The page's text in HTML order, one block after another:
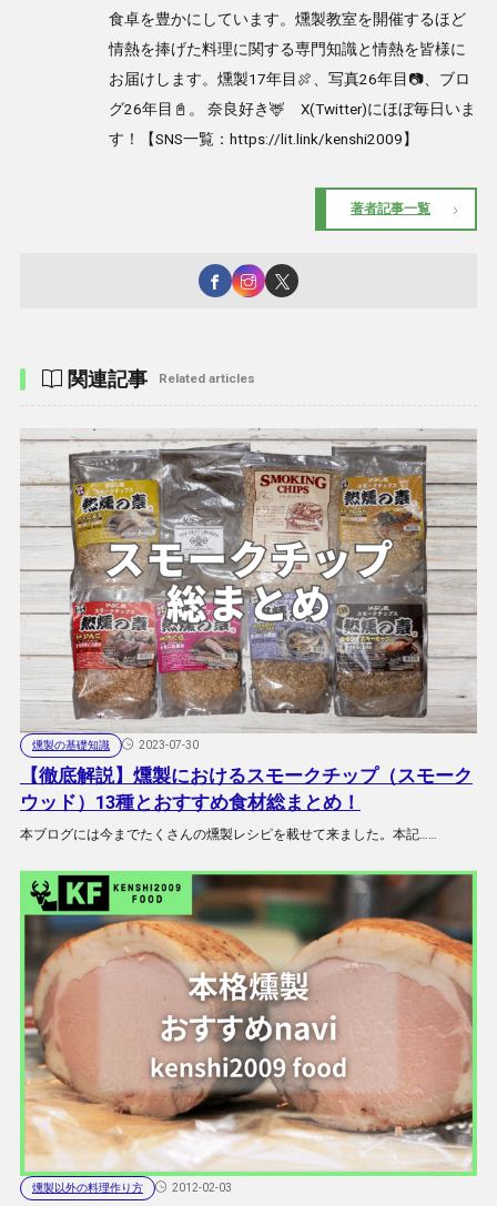
食卓を豊かにしています。燻製教室を開催するほど
情熱を捧げた料理に関する専門知識と情熱を皆様に
お届けします。燻製17年目🍖、写真26年目📷、ブロ
グ26年目📓。 奈良好き🦌 X(Twitter)にほぼ毎日いま
す！【SNS一覧：https://lit.link/kenshi2009】
著者記事一覧
関連記事 Related articles
燻製の基礎知識 2023-07-30
【徹底解説】燻製におけるスモークチップ（スモーク
ウッド）13種とおすすめ食材総まとめ！
本ブログには今までたくさんの燻製レシピを載せて来ました。本記……
燻製以外の料理作り方 2012-02-03